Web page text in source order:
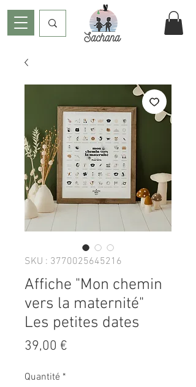
SKU : 3770025645216
Affiche "Mon chemin
vers la maternité"
Les petites dates
39,00 €
Quantité *